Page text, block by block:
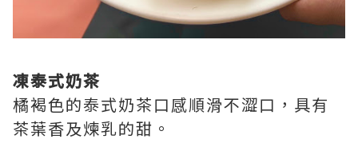
凍泰式奶茶
橘褐色的泰式奶茶口感順滑不澀口，具有
茶葉香及煉乳的甜。